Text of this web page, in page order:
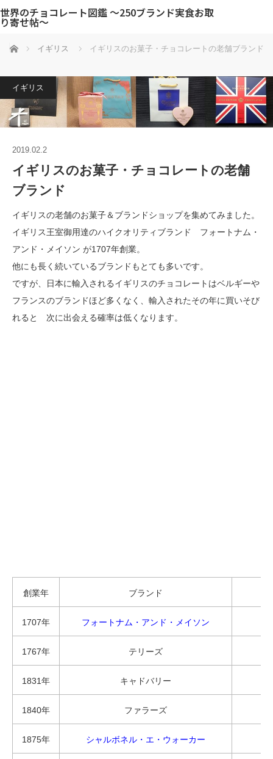
世界のチョコレート図鑑 〜250ブランド実食お取
り寄せ帖〜
ホーム イギリス イギリスのお菓子・チョコレートの老舗ブランド
イギリス
2019.02.2
イギリスのお菓子・チョコレートの老舗
ブランド
イギリスの老舗のお菓子＆ブランドショップを集めてみました。
イギリス王室御用達のハイクオリティブランド フォートナム・
アンド・メイソン が1707年創業。
他にも長く続いているブランドもとても多いです。
ですが、日本に輸入されるイギリスのチョコレートはベルギーや
フランスのブランドほど多くなく、輸入されたその年に買いそび
れると 次に出会える確率は低くなります。
創業年 ブランド
1707年 フォートナム・アンド・メイソン
1767年 テリーズ
1831年 キャドバリー
1840年 ファラーズ
1875年 シャルボネル・エ・ウォーカー